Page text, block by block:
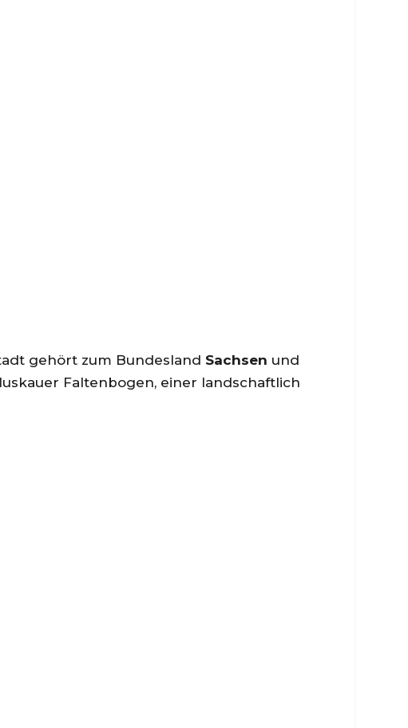
gehört zum Bundesland Sachsen und
Faltenbogen, einer landschaftlich